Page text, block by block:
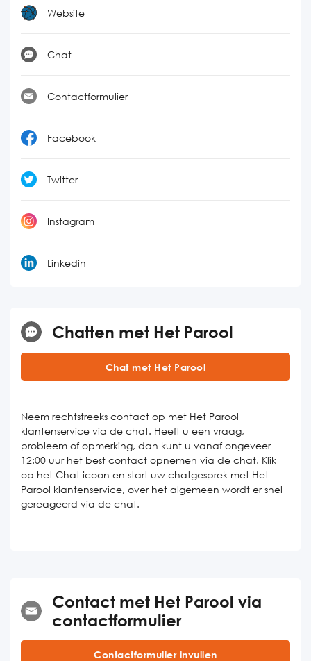
Website
Chat
Contactformulier
Facebook
Twitter
Instagram
Linkedin
Chatten met Het Parool
Chat met Het Parool
Neem rechtstreeks contact op met Het Parool
klantenservice via de chat. Heeft u een vraag,
probleem of opmerking, dan kunt u vanaf ongeveer
12:00 uur het best contact opnemen via de chat. Klik
op het Chat icoon en start uw chatgesprek met Het
Parool klantenservice, over het algemeen wordt er snel
gereageerd via de chat.
Contact met Het Parool via
contactformulier
Contactformulier invullen